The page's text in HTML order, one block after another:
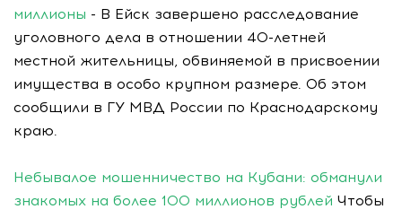
миллионы - В Ейск завершено расследование
уголовного дела в отношении 40-летней
местной жительницы, обвиняемой в присвоении
имущества в особо крупном размере. Об этом
сообщили в ГУ МВД России по Краснодарскому
краю.
Небывалое мошенничество на Кубани: обманули
знакомых на более 100 миллионов рублей Чтобы